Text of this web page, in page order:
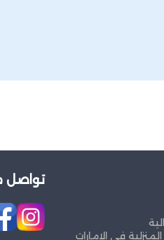
في الإمارات
تواصل